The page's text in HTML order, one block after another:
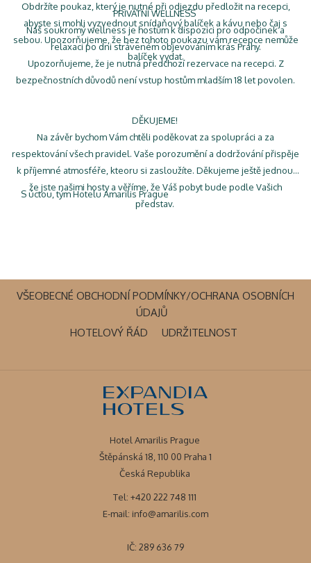
Obdržíte poukaz, který je nutné při odjezdu předložit na recepci,
abyste si mohli vyzvednout snídaňový balíček a kávu nebo čaj s
sebou. Upozorňujeme, že bez tohoto poukazu vám recepce nemůže
balíček vydat.
PRIVÁTNÍ WELLNESS
Náš soukromý wellness je hostům k dispozici pro odpočinek a
relaxaci po dni stráveném objevováním krás Prahy.
Upozorňujeme, že je nutná předchozí rezervace na recepci. Z
bezpečnostních důvodů není vstup hostům mladším 18 let povolen.
DĚKUJEME!
Na závěr bychom Vám chtěli poděkovat za spolupráci a za
respektování všech pravidel. Vaše porozumění a dodržování přispěje
k příjemné atmosféře, kteoru si zasloužíte. Děkujeme ještě jednou,
že jste našimi hosty a věříme, že Váš pobyt bude podle Vašich
představ.
S úctou, tým Hotelu Amarilis Prague
VŠEOBECNÉ OBCHODNÍ PODMÍNKY/OCHRANA OSOBNÍCH
ÚDAJŮ
SE
HOTELOVÝ ŘÁD OTEVŘE
OKNĚ
UDRŽITELNOST
Hotel Amarilis Prague
Štěpánská 18, 110 00 Praha 1
Česká Republika
Tel: +420 222 748 111
E-mail: info@amarilis.com
IČ: 289 636 79